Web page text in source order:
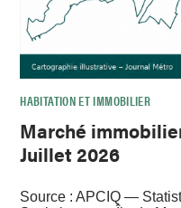
HABITATION ET IMMOBILIER
Marché
Juillet 2026
Source : APCIQ —